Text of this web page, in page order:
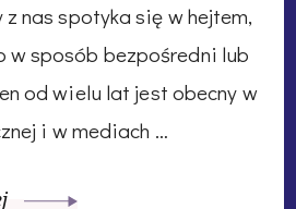
nas spotyka się w hejtem,
sposób bezpośredni lub
od wielu lat jest obecny w
i w mediach …